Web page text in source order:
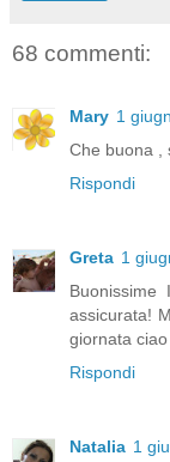
68 commenti:
Mary 1
Che buona ,
Rispondi
Greta 1
assicurata!
giornata ciao
Rispondi
Natalia 1